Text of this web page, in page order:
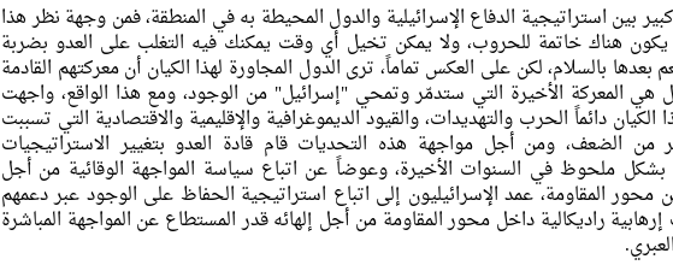
بين استراتيجية الدفاع الإسرائيلية والدول المحيطة به في المنطقة، فمن وجهة نظر هذا
يكون هناك خاتمة للحروب، ولا يمكن تخيل أي وقت يمكنك فيه التغلب على العدو بضربة
بعدها بالسلام، لكن على العكس تماماً، ترى الدول المجاورة لهذا الكيان أن معركتهم القادمة
هي المعركة الأخيرة التي ستدمّر وتمحي "إسرائيل" من الوجود، ومع هذا الواقع، واجهت
دائماً الحرب والتهديدات، والقيود الديموغرافية والإقليمية والاقتصادية التي تسببت
من الضعف، ومن أجل مواجهة هذه التحديات قام قادة العدو بتغيير الاستراتيجيات
بشكل ملحوظ في السنوات الأخيرة، وعوضاً عن اتباع سياسة المواجهة الوقائية من أجل
المقاومة، عمد الإسرائيليون إلى اتباع استراتيجية الحفاظ على الوجود عبر دعمهم
راديكالية داخل محور المقاومة من أجل إلهائه قدر المستطاع عن المواجهة المباشرة